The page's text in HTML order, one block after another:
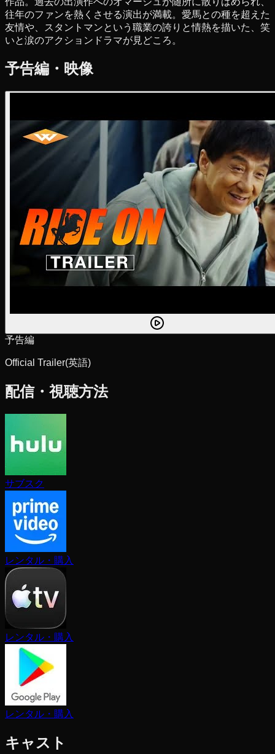
往年のファンを熱くさせる演出が満載。愛馬との種を超えた
友情や、スタントマンという職業の誇りと情熱を描いた、笑
いと涙のアクションドラマが見どころ。
予告編・映像
予告編
Official Trailer(英語)
配信・視聴方法
サブスク
レンタル・購入
レンタル・購入
レンタル・購入
キャスト